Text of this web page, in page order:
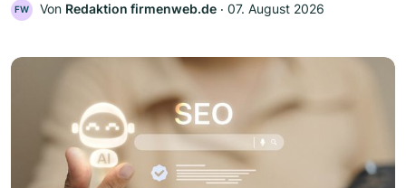
FW Von Redaktion firmenweb.de ‧ 07. August 2026